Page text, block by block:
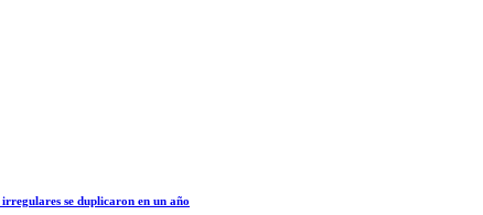
se duplicaron en un año